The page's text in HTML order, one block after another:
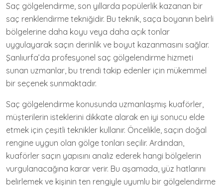
Saç gölgelendirme, son yıllarda popülerlik kazanan bir
saç renklendirme tekniğidir. Bu teknik, saça boyanın belirli
bölgelerine daha koyu veya daha açık tonlar
uygulayarak saçın derinlik ve boyut kazanmasını sağlar.
Şanlıurfa’da profesyonel saç gölgelendirme hizmeti
sunan uzmanlar, bu trendi takip edenler için mükemmel
bir seçenek sunmaktadır.
Saç gölgelendirme konusunda uzmanlaşmış kuaförler,
müşterilerin isteklerini dikkate alarak en iyi sonucu elde
etmek için çeşitli teknikler kullanır. Öncelikle, saçın doğal
rengine uygun olan gölge tonları seçilir. Ardından,
kuaförler saçın yapısını analiz ederek hangi bölgelerin
vurgulanacağına karar verir. Bu aşamada, yüz hatlarını
belirlemek ve kişinin ten rengiyle uyumlu bir gölgelendirme